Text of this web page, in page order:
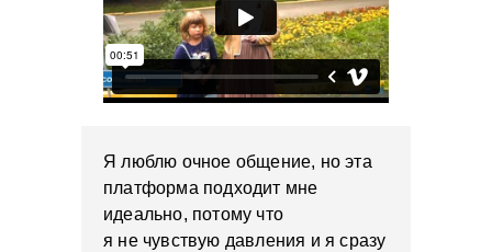
Я люблю очное общение, но эта
платформа подходит мне
идеально, потому что
я не чувствую давления и я сразу